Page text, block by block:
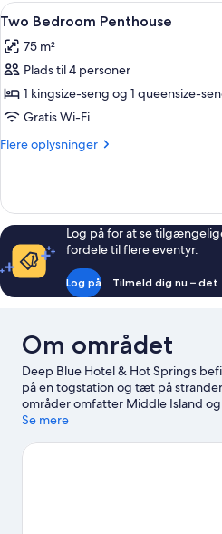
Indlæs
alle
billeder
af
Two
Bedroom
Penthouse
5
Two Bedroom Penthouse
75 m²
Plads til 4 personer
1 kingsize-seng og 1 queensize-
Gratis Wi-Fi
Flere oplysninger
Flere
Bedroom
Penthouse Log på for at se
fordele til flere eventyr.
Log på Tilmeld dig nu – det
Om området
Deep Blue Hotel & Hot Springs
på en togstation og tæt på
områder omfatter Middle Island
Flagstaff Hill Maritime Village og
Pertobe Adventure Playground og
Se mere